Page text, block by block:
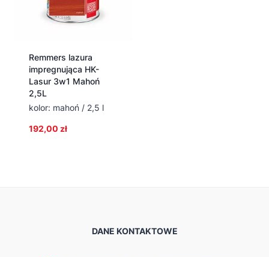
Remmers lazura
impregnująca HK-
Lasur 3w1 Mahoń
2,5L
kolor: mahoń / 2,5 l
192,00 zł
DANE KONTAKTOWE